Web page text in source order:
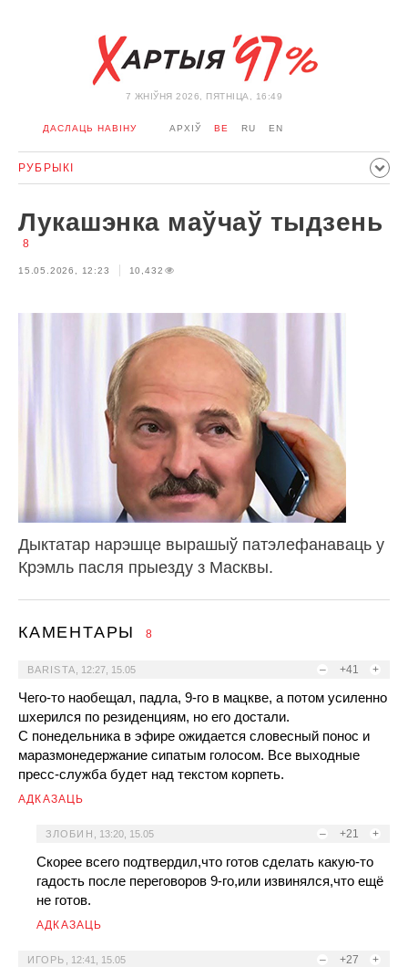
7 ЖНIЎНЯ 2026, ПЯТНІЦА, 16:49
ДАСЛАЦЬ НАВІНУ АРХІЎ BE RU EN
РУБРЫКІ
СПОРТ КУЛЬТУРА ГІСТОРЫЯ МЕРКАВАННЕ
БЕЛАРУСЬ У NATO
Лукашэнка маўчаў тыдзень
8
15.05.2026, 12:23 10,432
Дыктатар нарэшце вырашыў патэлефанаваць у
Крэмль пасля прыезду з Масквы.
КАМЕНТАРЫ 8
– +41 +
BARISTA 12:27, 15.05
Чего-то наобещал, падла, 9-го в мацкве, а потом усиленно
шхерился по резиденциям, но его достали.
С понедельника в эфире ожидается словесный понос и
маразмонедержание сипатым голосом. Все выходные
пресс-служба будет над текстом корпеть.
АДКАЗАЦЬ
– +21 +
ЗЛОБИН 13:20, 15.05
Скорее всего подтвердил,что готов сделать какую-то
гадость после переговоров 9-го,или извинялся,что ещё
не готов.
АДКАЗАЦЬ
– +27 +
ИГОРЬ 12:41, 15.05